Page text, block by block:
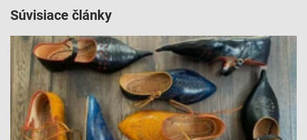
Súvisiace články